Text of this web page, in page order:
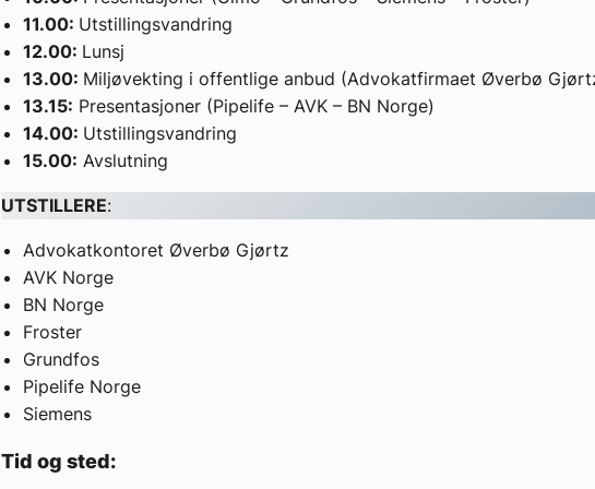
11.00: Utstillingsvandring
12.00: Lunsj
13.00: Miljøvekting i offentlige anbud (Advokatfirmaet Øverbø
13.15: Presentasjoner (Pipelife – AVK – BN Norge)
14.00: Utstillingsvandring
15.00: Avslutning
UTSTILLERE:
Advokatkontoret Øverbø Gjørtz
AVK Norge
BN Norge
Froster
Grundfos
Pipelife Norge
Siemens
Tid og sted: